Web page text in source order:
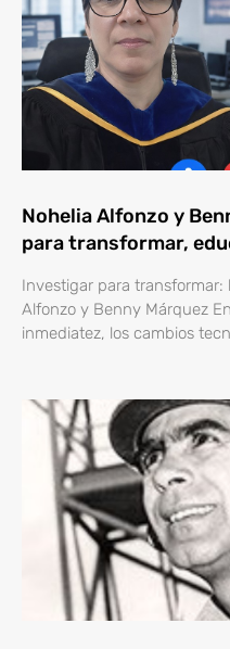
Nohelia Alfonzo y
para transformar,
Investigar para transformar:
Alfonzo y Benny Márquez
inmediatez, los cambios